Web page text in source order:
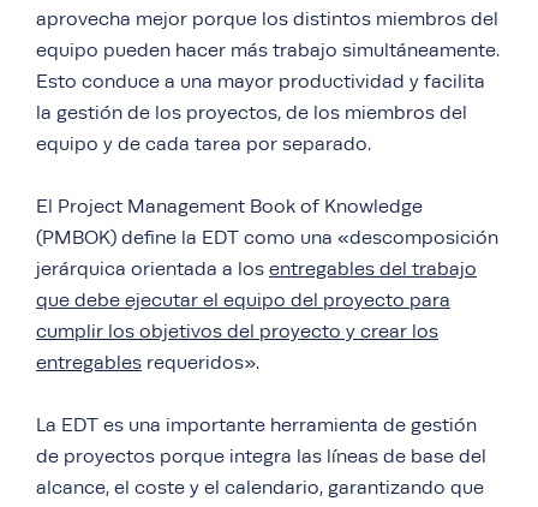
aprovecha mejor porque los distintos miembros del
equipo pueden hacer más trabajo simultáneamente.
Esto conduce a una mayor productividad y facilita
la gestión de los proyectos, de los miembros del
equipo y de cada tarea por separado.
El Project Management Book of Knowledge
(PMBOK) define la EDT como una «descomposición
jerárquica orientada a los entregables del trabajo
que debe ejecutar el equipo del proyecto para
cumplir los objetivos del proyecto y crear los
entregables requeridos».
La EDT es una importante herramienta de gestión
de proyectos porque integra las líneas de base del
alcance, el coste y el calendario, garantizando que